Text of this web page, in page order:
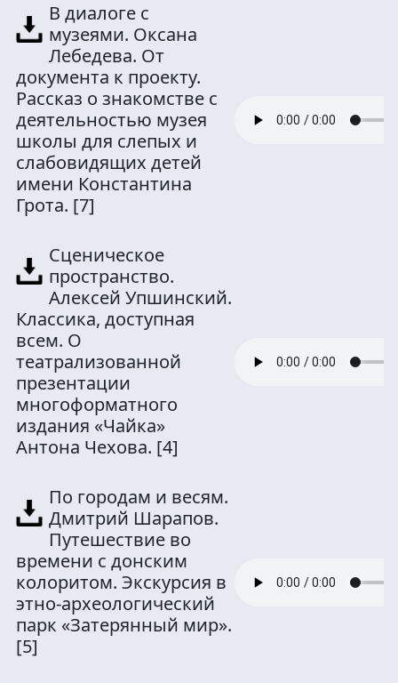
В диалоге с
музеями. Оксана
Лебедева. От
документа к проекту.
Рассказ о знакомстве с
деятельностью музея
школы для слепых и
слабовидящих детей
имени Константина
Грота. [7]
Сценическое
пространство.
Алексей Упшинский.
Классика, доступная
всем. О
театрализованной
презентации
многоформатного
издания «Чайка»
Антона Чехова. [4]
По городам и весям.
Дмитрий Шарапов.
Путешествие во
времени с донским
колоритом. Экскурсия в
этно-археологический
парк «Затерянный мир».
[5]